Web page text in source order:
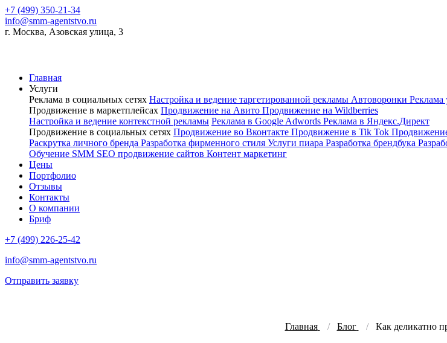
+7 (499) 350-21-34
info@smm-agentstvo.ru
г. Москва, Азовская улица, 3
Главная
Услуги
Реклама в социальных сетях Настройка и ведение таргетированной рекламы Автоворонки Реклама
Продвижение в маркетплейсах Продвижение на Авито Продвижение на Wildberries
Настройка и ведение контекстной рекламы Реклама в Google Adwords Реклама в Яндекс.Директ
Продвижение в социальных сетях Продвижение во Вконтакте Продвижение в Tik Tok
Раскрутка личного бренда Разработка фирменного стиля Услуги пиара Разработка брендбука
Обучение SMM SEO продвижение сайтов Контент маркетинг
Цены
Портфолио
Отзывы
Контакты
О компании
Бриф
+7 (499) 226-25-42
info@smm-agentstvo.ru
Отправить заявку
Главная Блог Как деликатно